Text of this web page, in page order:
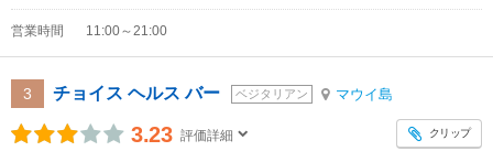
営業時間 11:00～21:00
3 チョイス ヘルス バー ベジタリアン マウイ島
3.23 評価詳細 クリップ